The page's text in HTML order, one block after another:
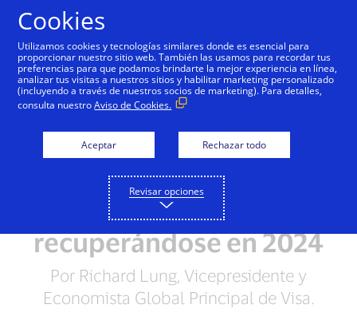
Los viajes seguirán
recuperándose en 2024
Por Richard Lung, Vicepresidente y
Economista Global Principal de Visa.
Cookies
Utilizamos cookies y tecnologías similares donde es esencial para
proporcionar nuestro sitio web. También las usamos para recordar tus
preferencias para que podamos brindarte la mejor experiencia en línea,
analizar tus visitas a nuestros sitios y habilitar marketing personalizado
(incluyendo a través de nuestros socios de marketing). Para detalles,
consulta nuestroAviso de Cookies.
Aceptar Rechazar todo
Revisar opciones